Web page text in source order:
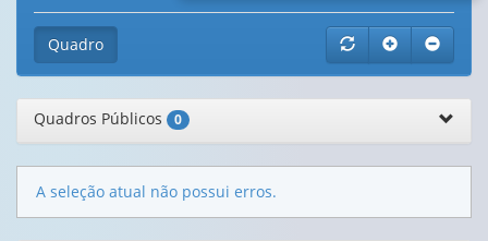
Quadro
Quadros Públicos 0
A seleção atual não possui erros.